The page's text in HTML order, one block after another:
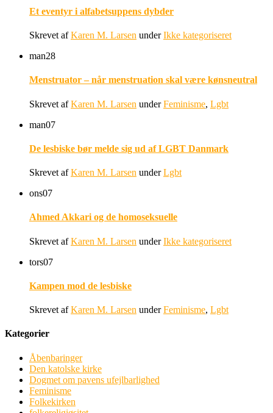
Et eventyr i alfabetsuppens dybder
Skrevet afKaren M. Larsen underIkke kategoriseret
man28
Menstruator – når menstruation skal være kønsneutral
Skrevet afKaren M. Larsen underFeminisme, Lgbt
man07
De lesbiske bør melde sig ud af LGBT Danmark
Skrevet afKaren M. Larsen underLgbt
ons07
Ahmed Akkari og de homoseksuelle
Skrevet afKaren M. Larsen underIkke kategoriseret
tors07
Kampen mod de lesbiske
Skrevet afKaren M. Larsen underFeminisme, Lgbt
Kategorier
Åbenbaringer
Den katolske kirke
Dogmet om pavens ufejlbarlighed
Feminisme
Folkekirken